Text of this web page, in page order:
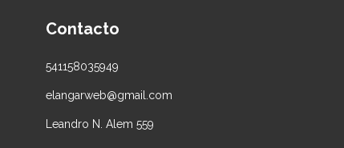
Contacto
541158035949
elangarweb@gmail.com
Leandro N. Alem 559